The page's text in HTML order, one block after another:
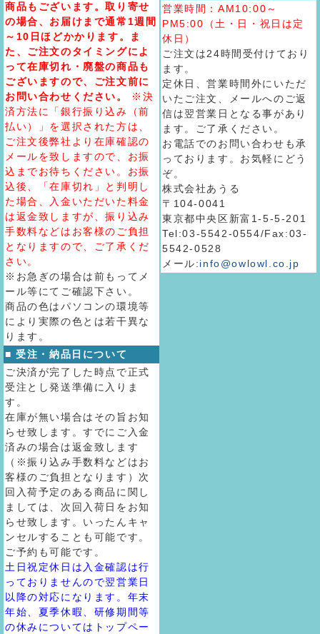
商品もございます。取り寄せ
の場合、お届けまで通常1週間
～10日ほどかかります。ま
た、ご注文のタイミングによ
って在庫切れ・廃盤の商品も
ございますので、ご注文前に
お問い合わせください。
※決
済方法に「銀行振り込み（前
払い）」を選択された方は、
ご注文後弊社より在庫確認の
メールを致しますので、お振
込までお待ちください。お振
込後、「在庫切れ」と判明し
た場合、入金いただいた料金
は返金致しますが、振り込み
手数料などはお客様のご負担
となりますので、ご了承くだ
さい。
※お急ぎの場合は前もってメ
ール等にてご確認下さい。
商品の色はパソコンの環境等
により実際の色とは若干異な
ります。
■ 受注・納品日について
ご決済が完了した時点で正式
受注とし発送準備に入りま
す。
在庫が無い場合はその旨お知
らせ致します。すでにご入金
済みの場合は返金致します
（※振り込み手数料などはお
客様のご負担となります）次
回入荷予定のある商品に関し
ましては、次回入荷日をお知
らせ致します。いったんキャ
ンセルすることも可能です。
ご予約も可能です。
土日祝定休日は入金確認は行
っておりませんので翌営業日
以降の対応になります。年末
年始、夏季休暇、研修期間等
の休みについてはトップペー
営業時間：AM10:00～
PM5:00（土・日・祝日は定
休日）
ご注文は24時間受付けており
ます。
定休日、営業時間外にいただ
いたご注文、メールへのご返
信は翌営業日となる事があり
ます。ご了承ください。
お電話でのお問い合わせも承
っております。お気軽にどう
ぞ。
株式会社あうる
〒104-0041
東京都中央区新富1-5-5-201
Tel:03-5542-0554/Fax:03-
5542-0528
メール:info@owlowl.co.jp